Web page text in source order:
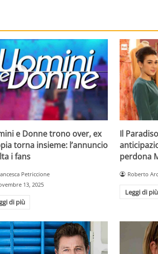
e Donne trono over, ex
torna insieme: l’annuncio
i fans
Petriccione
13, 2025
di più
Il
perdona
Roberto
Leggi di più